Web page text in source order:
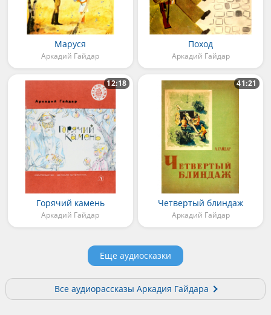
Маруся
Аркадий Гайдар
Поход
Аркадий Гайдар
Горячий камень
Аркадий Гайдар
12:18
Четвертый блиндаж
Аркадий Гайдар
41:21
Еще аудиосказки
Все аудиорассказы Аркадия Гайдара